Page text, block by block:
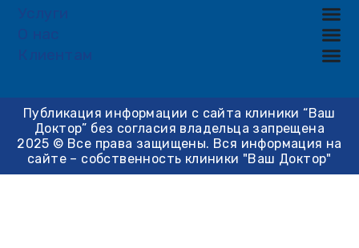
Услуги
О нас
Клиентам
Публикация информации с сайта клиники “Ваш
Доктор” без согласия владельца запрещена
2025 © Все права защищены. Вся информация на
сайте – собственность клиники "Ваш Доктор"